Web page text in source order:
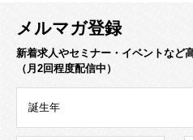
メルマガ登録
新着求人やセミナー・イベントなど
（月2回程度配信中）